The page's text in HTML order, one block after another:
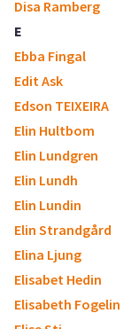
Disa Ramberg
E
Ebba Fingal
Edit Ask
Edson TEIXEIRA
Elin Hultbom
Elin Lundgren
Elin Lundh
Elin Lundin
Elin Strandgård
Elina Ljung
Elisabet Hedin
Elisabeth Fogelin